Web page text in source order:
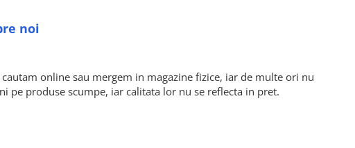
noi
online sau mergem in magazine fizice, iar de multe ori nu
pe produse scumpe, iar calitata lor nu se reflecta in pret.